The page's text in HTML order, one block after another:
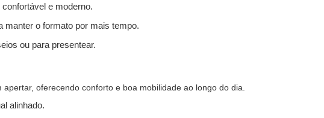
e moderno.
manter o formato por mais tempo.
ou para presentear.
oferecendo conforto e boa mobilidade ao longo do dia.
alinhado.